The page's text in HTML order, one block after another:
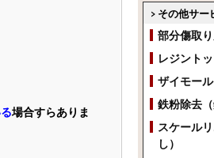
場合すらありま
その他サー
部分傷取
レジント
ザイモー
鉄粉除去（
スケール
し）